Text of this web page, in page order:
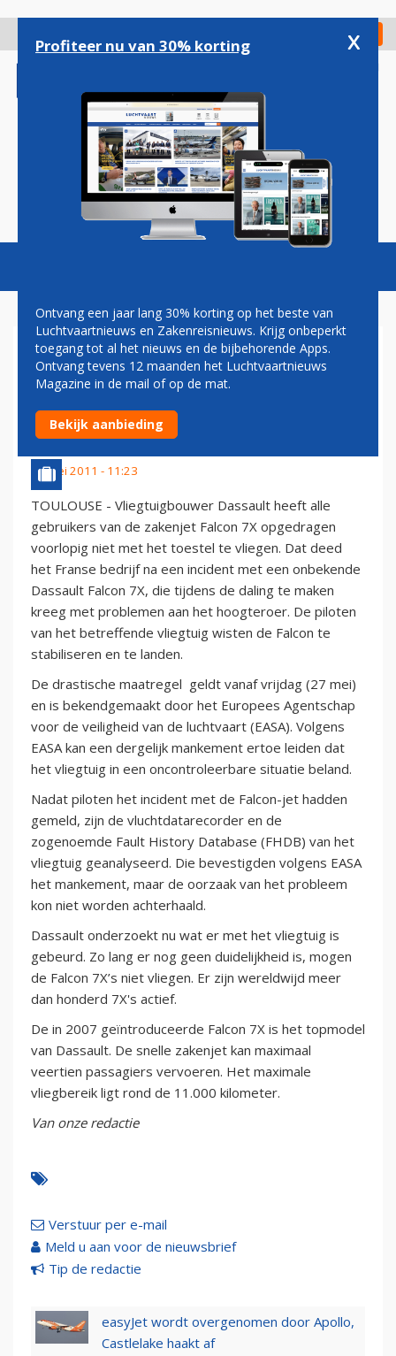
gaan
Check in
Magazine Podcasts Vacatures
ALLE FALCON 7X-ZAKENJETS
AAN DE GROND NA INCIDENT
MET HOOGTEROER
27 mei 2011 - 11:23
TOULOUSE - Vliegtuigbouwer Dassault heeft alle
gebruikers van de zakenjet Falcon 7X opgedragen
voorlopig niet met het toestel te vliegen. Dat deed
het Franse bedrijf na een incident met een onbekende
Dassault Falcon 7X, die tijdens de daling te maken
kreeg met problemen aan het hoogteroer. De piloten
van het betreffende vliegtuig wisten de Falcon te
stabiliseren en te landen.
De drastische maatregel geldt vanaf vrijdag (27 mei)
en is bekendgemaakt door het Europees Agentschap
voor de veiligheid van de luchtvaart (EASA). Volgens
EASA kan een dergelijk mankement ertoe leiden dat
het vliegtuig in een oncontroleerbare situatie beland.
Nadat piloten het incident met de Falcon-jet hadden
gemeld, zijn de vluchtdatarecorder en de
zogenoemde Fault History Database (FHDB) van het
vliegtuig geanalyseerd. Die bevestigden volgens EASA
het mankement, maar de oorzaak van het probleem
kon niet worden achterhaald.
Dassault onderzoekt nu wat er met het vliegtuig is
gebeurd. Zo lang er nog geen duidelijkheid is, mogen
de Falcon 7X’s niet vliegen. Er zijn wereldwijd meer
dan honderd 7X's actief.
De in 2007 geïntroduceerde Falcon 7X is het topmodel
van Dassault. De snelle zakenjet kan maximaal
veertien passagiers vervoeren. Het maximale
vliegbereik ligt rond de 11.000 kilometer.
Van onze redactie
Verstuur per e-mail
Meld u aan voor de nieuwsbrief
Tip de redactie
easyJet wordt overgenomen door Apollo,
Castlelake haakt af
Profiteer nu van 30% korting x
Ontvang een jaar lang 30% korting op het beste van
Luchtvaartnieuws en Zakenreisnieuws. Krijg onbeperkt
toegang tot al het nieuws en de bijbehorende Apps.
Ontvang tevens 12 maanden het Luchtvaartnieuws
Magazine in de mail of op de mat.
Bekijk aanbieding